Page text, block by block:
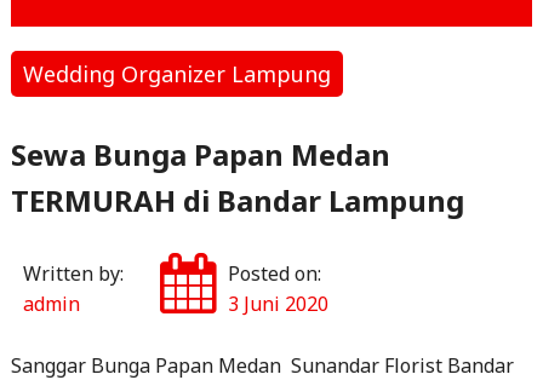
o
k
p
Modern
Bandar
Lampung,Lampung"
Wedding Organizer Lampung
Sewa Bunga Papan Medan
TERMURAH di Bandar Lampung
Written by:
admin
Posted on:
3 Juni 2020
Sanggar Bunga Papan Medan Sunandar Florist Bandar